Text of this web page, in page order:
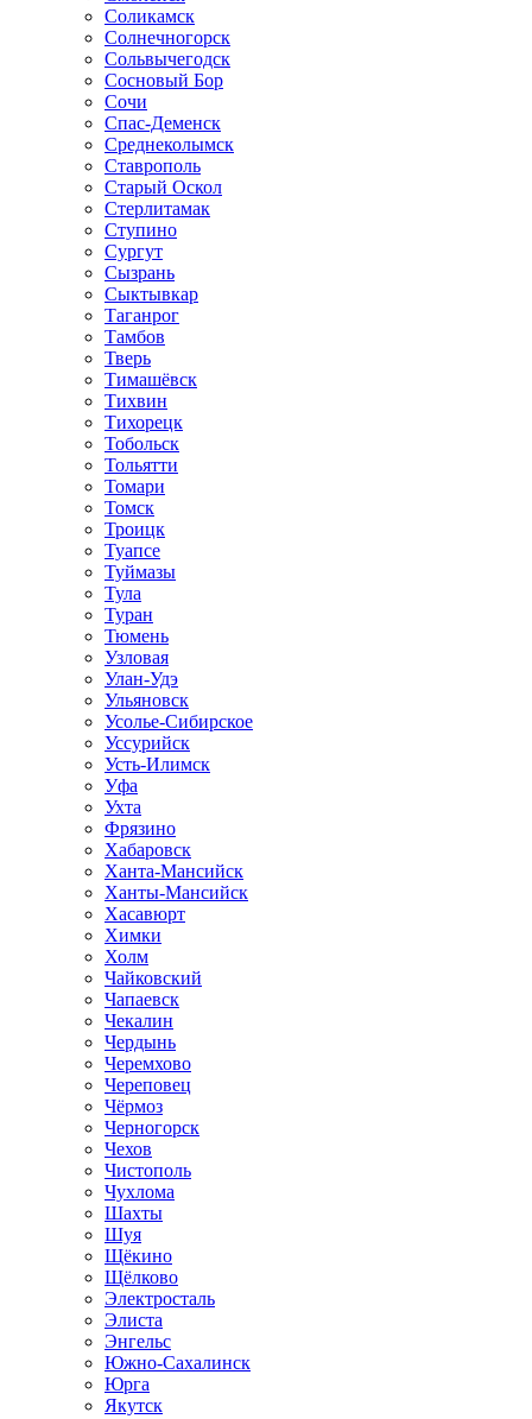
Соликамск
Солнечногорск
Сольвычегодск
Сосновый Бор
Сочи
Спас-Деменск
Среднеколымск
Ставрополь
Старый Оскол
Стерлитамак
Ступино
Сургут
Сызрань
Сыктывкар
Таганрог
Тамбов
Тверь
Тимашёвск
Тихвин
Тихорецк
Тобольск
Тольятти
Томари
Томск
Троицк
Туапсе
Туймазы
Тула
Туран
Тюмень
Узловая
Улан-Удэ
Ульяновск
Усолье-Сибирское
Уссурийск
Усть-Илимск
Уфа
Ухта
Фрязино
Хабаровск
Ханта-Мансийск
Ханты-Мансийск
Хасавюрт
Химки
Холм
Чайковский
Чапаевск
Чекалин
Чердынь
Черемхово
Череповец
Чёрмоз
Черногорск
Чехов
Чистополь
Чухлома
Шахты
Шуя
Щёкино
Щёлково
Электросталь
Элиста
Энгельс
Южно-Сахалинск
Юрга
Якутск